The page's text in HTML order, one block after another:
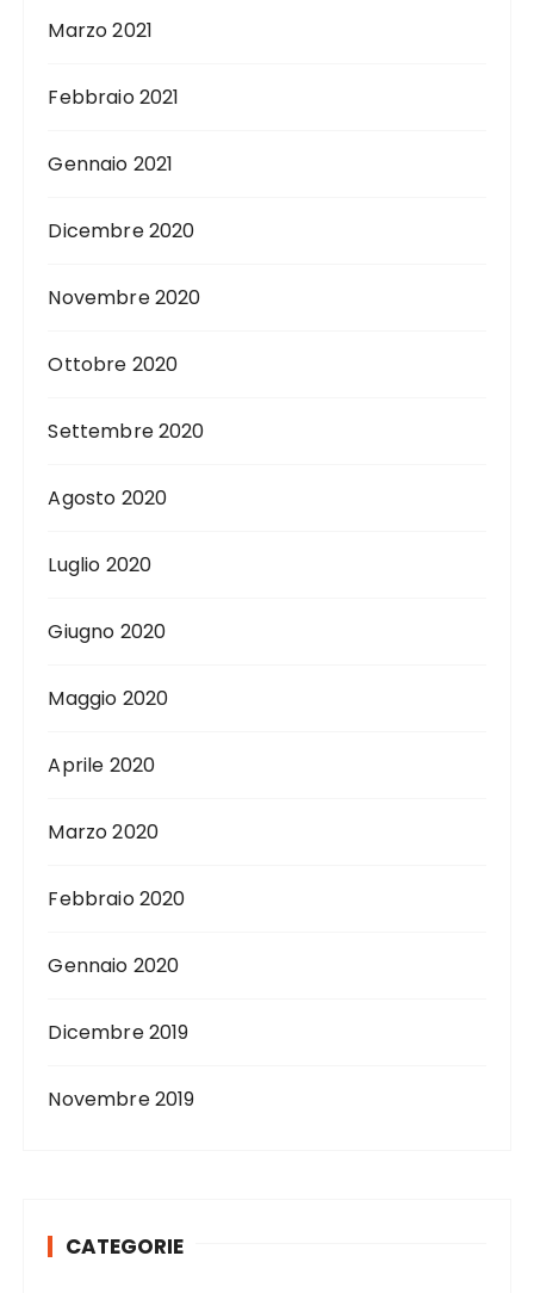
Marzo 2021
Febbraio 2021
Gennaio 2021
Dicembre 2020
Novembre 2020
Ottobre 2020
Settembre 2020
Agosto 2020
Luglio 2020
Giugno 2020
Maggio 2020
Aprile 2020
Marzo 2020
Febbraio 2020
Gennaio 2020
Dicembre 2019
Novembre 2019
CATEGORIE